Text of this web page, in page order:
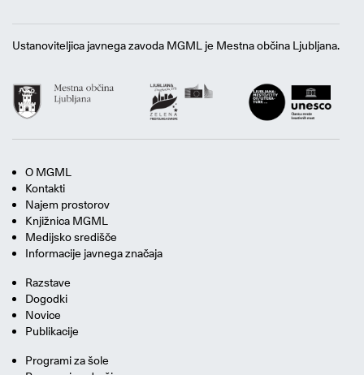
Ustanoviteljica javnega zavoda MGML je Mestna občina Ljubljana.
O MGML
Kontakti
Najem prostorov
Knjižnica MGML
Medijsko središče
Informacije javnega značaja
Razstave
Dogodki
Novice
Publikacije
Programi za šole